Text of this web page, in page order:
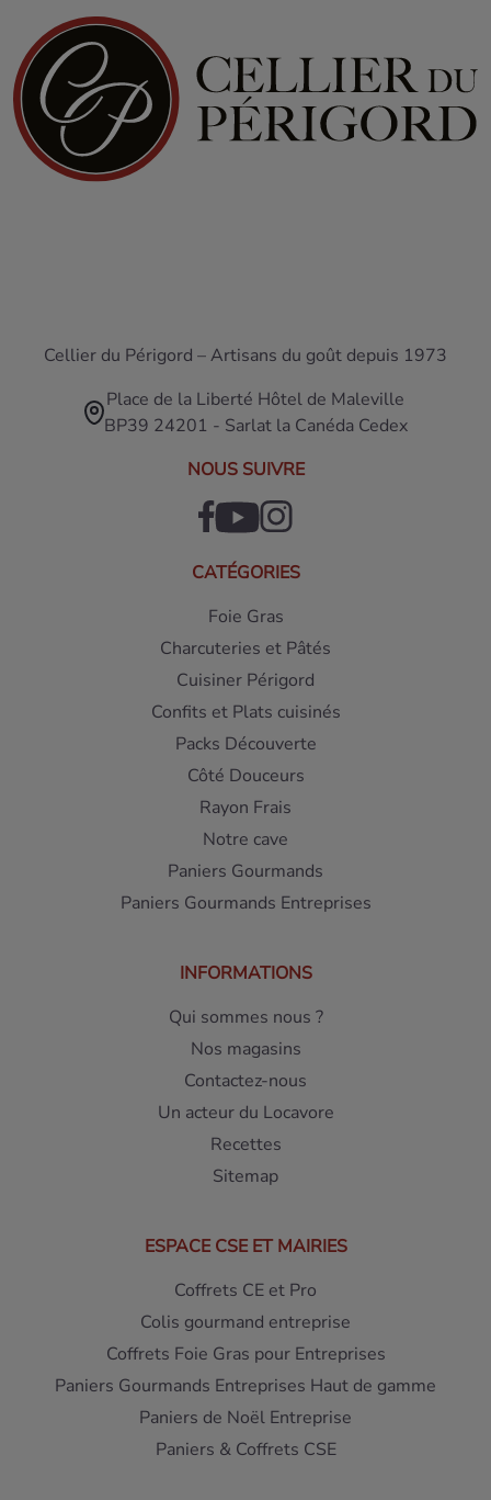
Cellier du Périgord – Artisans du goût depuis 1973
Place de la Liberté Hôtel de Maleville
BP39 24201 - Sarlat la Canéda Cedex
NOUS SUIVRE
CATÉGORIES
Foie Gras
Charcuteries et Pâtés
Cuisiner Périgord
Confits et Plats cuisinés
Packs Découverte
Côté Douceurs
Rayon Frais
Notre cave
Paniers Gourmands
Paniers Gourmands Entreprises
INFORMATIONS
Qui sommes nous ?
Nos magasins
Contactez-nous
Un acteur du Locavore
Recettes
Sitemap
ESPACE CSE ET MAIRIES
Coffrets CE et Pro
Colis gourmand entreprise
Coffrets Foie Gras pour Entreprises
Paniers Gourmands Entreprises Haut de gamme
Paniers de Noël Entreprise
Paniers & Coffrets CSE